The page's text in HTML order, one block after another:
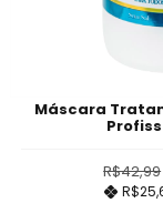
Máscara
R$42,99